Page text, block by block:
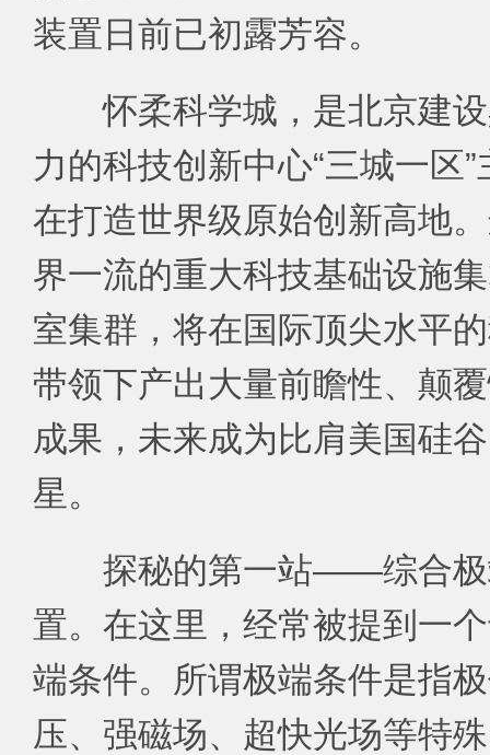
装置日前已初露芳容。
怀柔科学城，是北京建
力的科技创新中心“三城一区
在打造世界级原始创新高地
界一流的重大科技基础设施
室集群，将在国际顶尖水平
带领下产出大量前瞻性、颠
成果，未来成为比肩美国硅
星。
探秘的第一站——综合极
置。在这里，经常被提到一
端条件。所谓极端条件是指
压、强磁场、超快光场等特